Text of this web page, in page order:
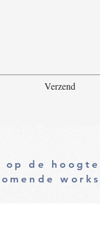
Verzend
op de